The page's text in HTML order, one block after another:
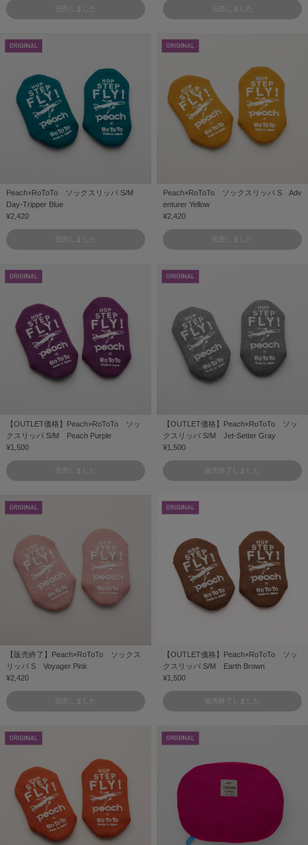
完売しました 完売しました
Peach×RoToTo ソックスリッパ S/M
Day-Tripper Blue
¥2,420
完売しました
Peach×RoToTo ソックスリッパ S Adv
enturer Yellow
¥2,420
完売しました
【OUTLET価格】Peach×RoToTo ソッ
クスリッパ S/M Peach Purple
¥1,500
完売しました
【OUTLET価格】Peach×RoToTo ソッ
クスリッパ S/M Jet-Setter Gray
¥1,500
販売終了しました
【販売終了】Peach×RoToTo ソックス
リッパ S Voyager Pink
¥2,420
完売しました
【OUTLET価格】Peach×RoToTo ソッ
クスリッパ S/M Earth Brown
¥1,500
販売終了しました